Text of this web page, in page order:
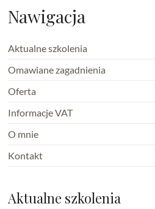
Nawigacja
Aktualne szkolenia
Omawiane zagadnienia
Oferta
Informacje VAT
O mnie
Kontakt
Aktualne szkolenia